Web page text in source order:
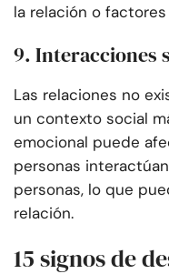
la relación o
9. Interacciones
Las relaciones no
un contexto social
emocional puede
personas
personas, lo que
relación.
15 signos de